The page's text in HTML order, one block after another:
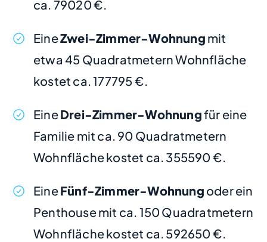
ca. 79020 €.
EineZwei-Zimmer-Wohnung mit
etwa 45 Quadratmetern Wohnfläche
kostet ca. 177795 €.
EineDrei-Zimmer-Wohnungfür eine
Familie mit ca. 90 Quadratmetern
Wohnfläche kostet ca. 355590 €.
EineFünf-Zimmer-Wohnung oder ein
Penthouse mit ca. 150 Quadratmetern
Wohnfläche kostet ca. 592650 €.